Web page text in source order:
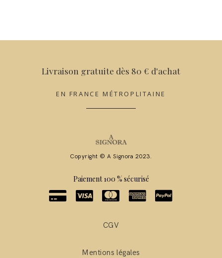
Livraison gratuite dès 80 € d'achat
EN FRANCE MÉTROPLITAINE
Copyright © A Signora 2023.
Paiement 100 % sécurisé
CGV
Mentions légales